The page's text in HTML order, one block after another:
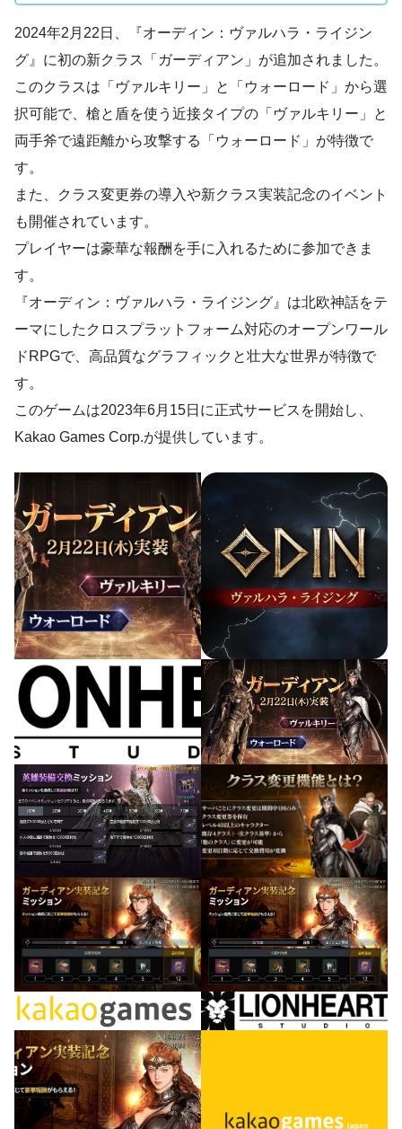
2024年2月22日、『オーディン：ヴァルハラ・ライジン
グ』に初の新クラス「ガーディアン」が追加されました。
このクラスは「ヴァルキリー」と「ウォーロード」から選
択可能で、槍と盾を使う近接タイプの「ヴァルキリー」と
両手斧で遠距離から攻撃する「ウォーロード」が特徴で
す。
また、クラス変更券の導入や新クラス実装記念のイベント
も開催されています。
プレイヤーは豪華な報酬を手に入れるために参加できま
す。
『オーディン：ヴァルハラ・ライジング』は北欧神話をテ
ーマにしたクロスプラットフォーム対応のオープンワール
ドRPGで、高品質なグラフィックと壮大な世界が特徴で
す。
このゲームは2023年6月15日に正式サービスを開始し、
Kakao Games Corp.が提供しています。